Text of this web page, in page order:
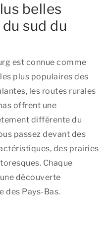
belles
sud du
est connue comme
plus populaires des
les routes rurales
offrent une
différente du
passez devant des
des prairies
Chaque
découverte
des Pays-Bas.